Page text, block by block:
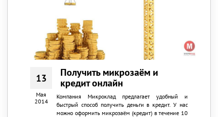
13
Мая
2014
Получить микрозаём и
кредит онлайн
Компания Микроклад предлагает удобный и
быстрый способ получить деньги в кредит. У нас
можно оформить микрозаём (кредит) в течение 10